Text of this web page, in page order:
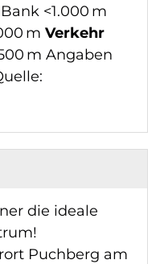
<1.000 m
m Verkehr
m Angaben
die ideale
Puchberg am